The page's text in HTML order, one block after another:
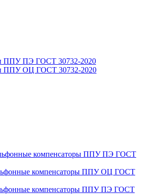
ППУ ПЭ ГОСТ 30732-2020
ППУ ОЦ ГОСТ 30732-2020
компенсаторы ППУ ПЭ ГОСТ
компенсаторы ППУ ОЦ ГОСТ
компенсаторы ППУ ПЭ ГОСТ